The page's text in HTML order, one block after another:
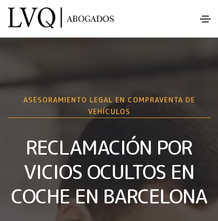
ASESORAMIENTO LEGAL EN COMPRAVENTA DE
VEHÍCULOS
RECLAMACIÓN POR
VICIOS OCULTOS EN
COCHE EN BARCELONA